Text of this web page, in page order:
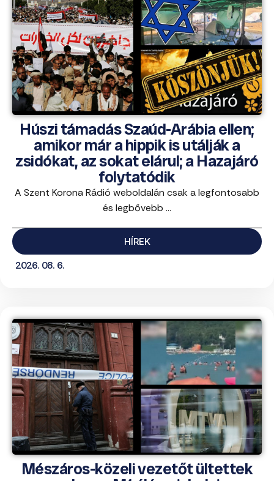
Húszi támadás Szaúd-Arábia ellen;
amikor már a hippik is utálják a
zsidókat, az sokat elárul; a Hazajáró
folytatódik
A Szent Korona Rádió weboldalán csak a legfontosabb
és legbővebb ...
HÍREK
2026. 08. 6.
Mészáros-közeli vezetőt ültettek